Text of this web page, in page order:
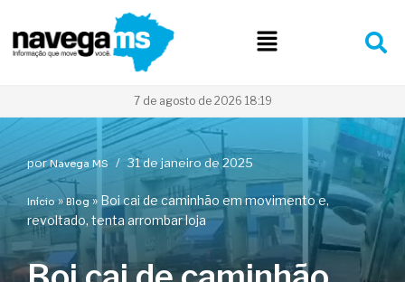
Pular
para
7 de agosto de 2026 18:19
porNavega MS 31 de janeiro de 2025
Início»Blog » Boi cai de caminhão em movimento e,
revoltado, tenta arrombar loja